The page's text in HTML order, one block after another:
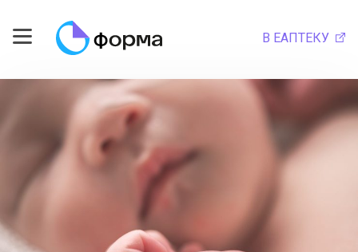
В ЕАПТЕКУ